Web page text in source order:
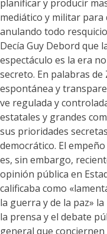
planificar y producir
mediático y militar
anulando todo
Decía Guy Debord que
espectáculo es la era
secreto. En palabras de
espontánea y
ve regulada y
estatales y grandes
sus prioridades
democrático. El
es, sin embargo,
opinión pública en
calificaba como
la guerra y de la paz»
la prensa y el debate
general que